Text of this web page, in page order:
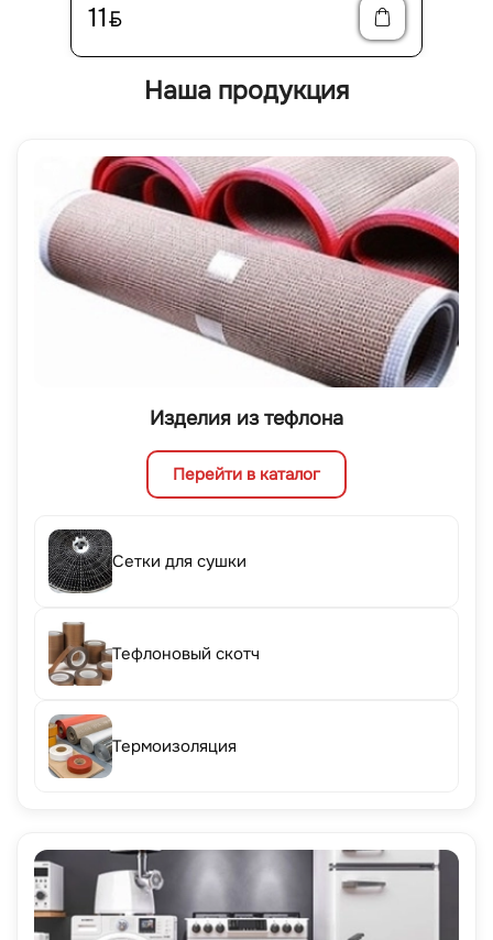
11BYN
Наша продукция
Изделия из тефлона
Перейти в каталог
Сетки для сушки
Тефлоновый скотч
Термоизоляция